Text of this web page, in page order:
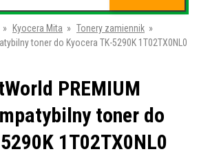
» Kyocera Mita » Tonery zamiennik »
toner do Kyocera TK-5290K 1T02TX0NL0
PREMIUM
toner do
1T02TX0NL0